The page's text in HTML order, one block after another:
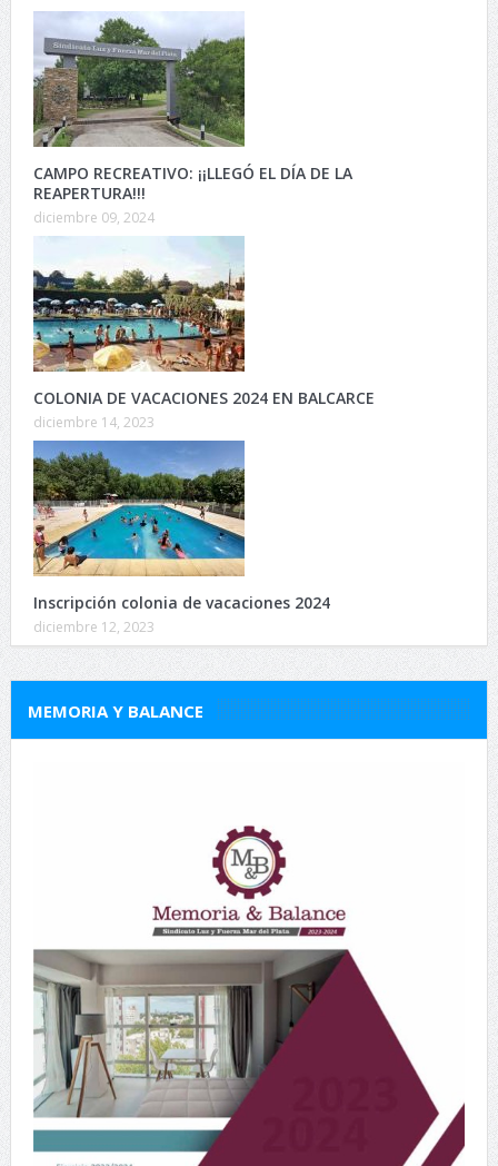
CAMPO RECREATIVO: ¡¡LLEGÓ EL DÍA DE LA
REAPERTURA!!!
diciembre 09, 2024
COLONIA DE VACACIONES 2024 EN BALCARCE
diciembre 14, 2023
Inscripción colonia de vacaciones 2024
diciembre 12, 2023
MEMORIA Y BALANCE